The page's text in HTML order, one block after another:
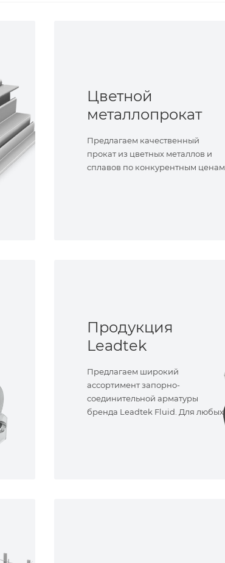
Цветной
металлопрокат
Предлагаем качественный
прокат из цветных металлов и
сплавов по конкурентным ценам.
Продукция
Leadtek
Предлагаем широкий
ассортимент запорно-
соединительной арматуры
бренда Leadtek Fluid. Для любых